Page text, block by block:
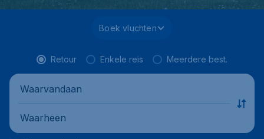
Boek vluchten
Retour Enkele reis Meerdere best.
Waarvandaan
Waarheen